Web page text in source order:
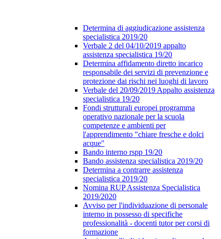
Determina di aggiudicazione assistenza
specialistica 2019/20
Verbale 2 del 04/10/2019 appalto
assistenza specialistica 19/20
Determina affidamento diretto incarico
responsabile dei servizi di prevenzione e
protezione dai rischi nei luoghi di lavoro
Verbale del 20/09/2019 Appalto assistenza
specialistica 19/20
Fondi strutturali europei programma
operativo nazionale per la scuola
competenze e ambienti per
l'apprendimento "chiare fresche e dolci
acque"
Bando interno rspp 19/20
Bando assistenza specialistica 2019/20
Determina a contrarre assistenza
specialistica 2019/20
Nomina RUP Assistenza Specialistica
2019/2020
Avviso per l'individuazione di personale
interno in possesso di specifiche
professionalità - docenti tutor per corsi di
formazione